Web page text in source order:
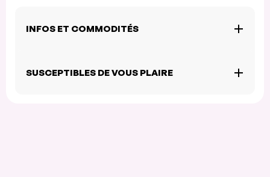
INFOS ET COMMODITÉS
SUSCEPTIBLES DE VOUS PLAIRE